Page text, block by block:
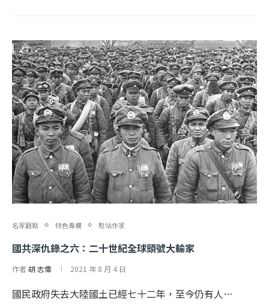
名家觀點 特色專欄 駐站作家
國共深仇錄之六：二十世紀全球頭號大輸家
作者胡 志偉 2021 年 8 月 4 日
國民政府失去大陸國土已經七十二年，至今仍有人…